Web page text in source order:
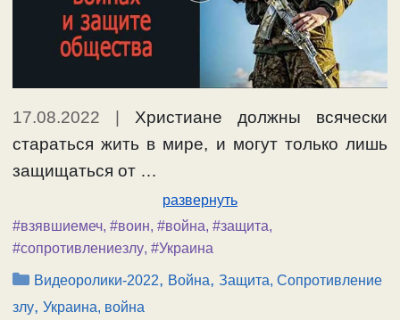
17.08.2022
Христиане должны всячески
стараться жить в мире, и могут только лишь
защищаться от …
развернуть
#взявшиемеч, #воин, #война, #защита,
#сопротивлениезлу, #Украина
Рубрики
Видеоролики-2022, Война,Защита, Сопротивление
злу, Украина, война